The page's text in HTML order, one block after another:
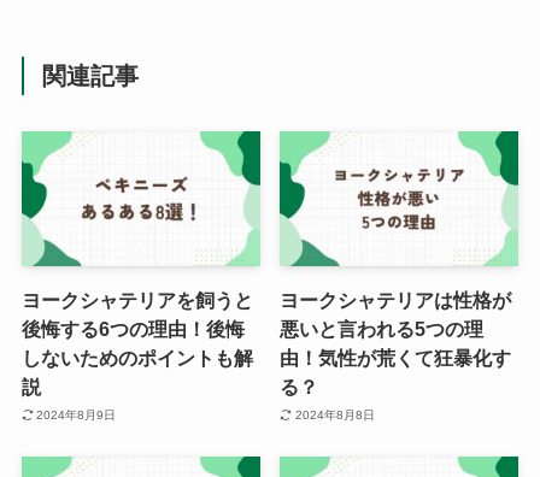
関連記事
ヨークシャテリアを飼うと
後悔する6つの理由！後悔
しないためのポイントも解
説
2024年8月9日
ヨークシャテリアは性格が
悪いと言われる5つの理
由！気性が荒くて狂暴化す
る？
2024年8月8日